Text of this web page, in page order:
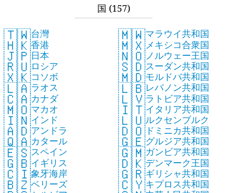
国 (157)
🇹🇼台灣
🇭🇰香港
🇯🇵日本
🇷🇺ロシア
🇽🇰コソボ
🇱🇦ラオス
🇨🇦カナダ
🇲🇴マカオ
🇮🇳インド
🇦🇩アンドラ
🇶🇦カタール
🇪🇸スペイン
🇬🇧イギリス
🇨🇮象牙海岸
🇧🇿ベリーズ
🇲🇼マラウイ共和国
🇲🇽メキシコ合衆国
🇳🇴 ノルウェー王国
🇸🇩スーダン共和国
🇲🇩モルドバ共和国
🇱🇧レバノン共和国
🇱🇻ラトビア共和国
🇮🇹イタリア共和国
🇱🇺ルクセンブルク
🇩🇴 ドミニカ共和国
🇬🇪グルジア共和国
🇬🇲ガンビア共和国
🇩🇰デンマーク王国
🇬🇷ギリシャ共和国
🇨🇾キプロス共和国